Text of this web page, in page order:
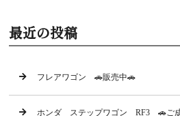
最近の投稿
フレアワゴン 🚗販売中🚗
ホンダ ステップワゴン RF3 🚗ご